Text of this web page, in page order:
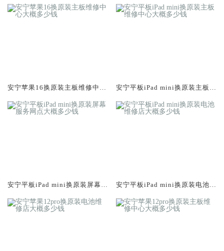
安宁苹果16换原装主板维修中心
安宁平板iPad mini换原装主板维
安宁平板iPad mini换原装屏幕服
安宁平板iPad mini换原装电池维